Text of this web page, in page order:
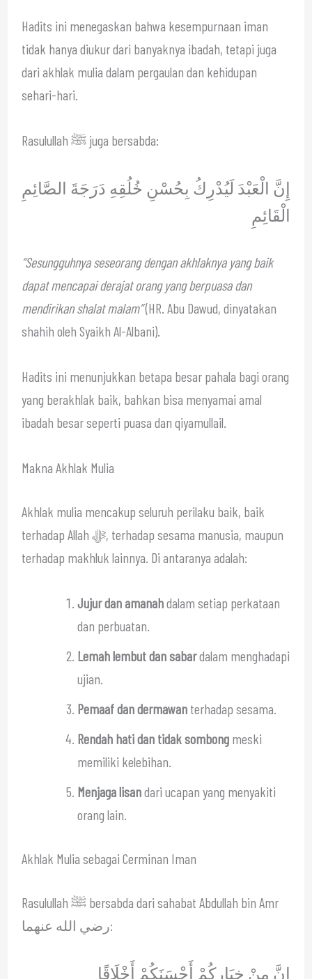
Hadits ini menegaskan bahwa kesempurnaan iman
tidak hanya diukur dari banyaknya ibadah, tetapi juga
dari akhlak mulia dalam pergaulan dan kehidupan
sehari-hari.
Rasulullah ﷺ juga bersabda:
إِنَّ الْعَبْدَ لَيُدْرِكُ بِحُسْنِ خُلُقِهِ دَرَجَةَ الصَّائِمِ
الْقَائِمِ
“Sesungguhnya seseorang dengan akhlaknya yang baik
dapat mencapai derajat orang yang berpuasa dan
mendirikan shalat malam”(HR. Abu Dawud, dinyatakan
shahih oleh Syaikh Al-Albani).
Hadits ini menunjukkan betapa besar pahala bagi orang
yang berakhlak baik, bahkan bisa menyamai amal
ibadah besar seperti puasa dan qiyamullail.
Makna Akhlak Mulia
Akhlak mulia mencakup seluruh perilaku baik, baik
terhadap Allah ﷻ, terhadap sesama manusia, maupun
terhadap makhluk lainnya. Di antaranya adalah:
Jujur dan amanahdalam setiap perkataan
dan perbuatan.
Lemah lembut dan sabardalam menghadapi
ujian.
Pemaaf dan dermawanterhadap sesama.
Rendah hati dan tidak sombongmeski
memiliki kelebihan.
Menjaga lisandari ucapan yang menyakiti
orang lain.
Akhlak Mulia sebagai Cerminan Iman
Rasulullah ﷺ bersabda dari sahabat Abdullah bin Amr
رضي الله عنهما:
إِنَّ مِنْ خِيَارِكُمْ أَحْسَنَكُمْ أَخْلَاقًا